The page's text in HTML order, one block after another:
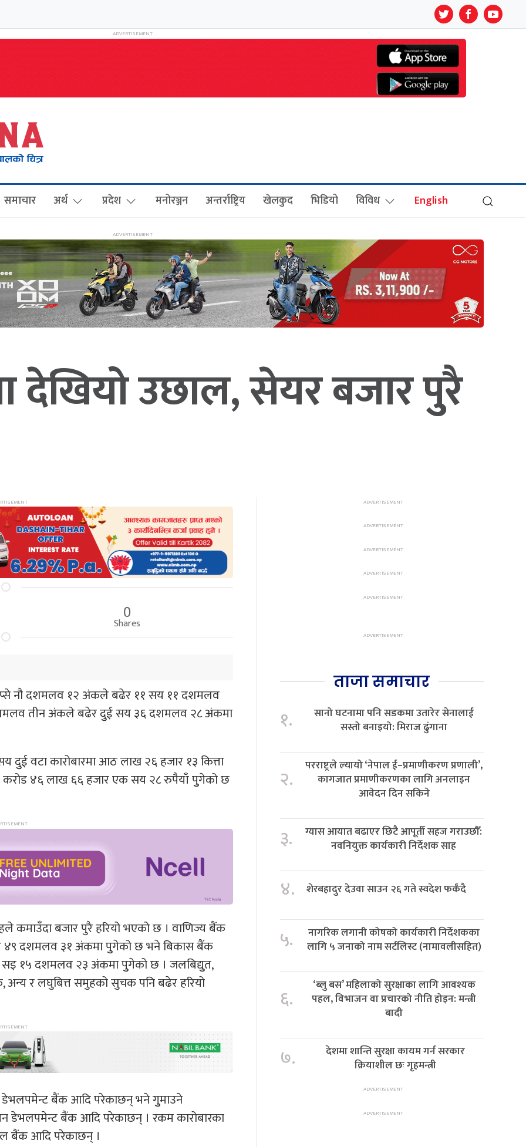
समाचार अर्थ प्रदेश मनोरञ्जन अन्तर्राष्ट्रिय खेलकुद भिडियो विविध English
उछाल, सेयर बजार पुुरै
0
Shares
नौ दशमलव १२ अंकले बढेर ११ सय ११ दशमलव
तीन अंकले बढेर दुुई सय ३६ दशमलव २८ अंकमा
वटा कारोबारमा आठ लाख २६ हजार १३ कित्ता
४६ लाख ६६ हजार एक सय २८ रुपैयाँ पुुगेको छ
कमाउँदा बजार पुरै हरियो भएको छ । वाणिज्य बैंक
दशमलव ३१ अंकमा पुुगेको छ भने बिकास बैंक
१५ दशमलव २३ अंकमा पुुगेको छ । जलबिद्युुत,
अन्य र लघुबित्त समुहको सुचक पनि बढेर हरियो
डेभलपमेन्ट बैंक आदि परेकाछन् भने गुुमाउने
डेभलपमेन्ट बैंक आदि परेकाछन् । रकम कारोबारका
बैंक आदि परेकाछन् ।
ताजा समाचार
१.
सानो घटनामा पनि सडकमा उतारेर सेनालाई
सस्तो बनाइयो: मिराज ढुंगाना
२.
परराष्ट्रले ल्यायो ‘नेपाल ई–प्रमाणीकरण प्रणाली’,
कागजात प्रमाणीकरणका लागि अनलाइन
आवेदन दिन सकिने
३.
ग्यास आयात बढाएर छिटै आपूर्ती सहज गराउछौँ:
नवनियुक्त कार्यकारी निर्देशक साह
४. शेरबहादुर देउवा साउन २६ गते स्वदेश फर्कंदै
५.
नागरिक लगानी कोषको कार्यकारी निर्देशकका
लागि ५ जनाको नाम सर्टलिस्ट (नामावलीसहित)
६.
‘ब्लु बस’ महिलाको सुरक्षाका लागि आवश्यक
पहल, विभाजन वा प्रचारको नीति होइन: मन्त्री
बादी
७.
देशमा शान्ति सुरक्षा कायम गर्न सरकार
क्रियाशील छः गृहमन्त्री